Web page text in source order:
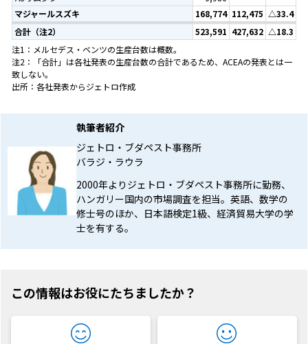
マジャールスズキ
168,774 112,475 △33.4
合計（注2）
523,591 427,632 △18.3
注1：メルセデス・ベンツの生産台数は概数。
注2：「合計」は各社発表の生産台数の合計であるため、ACEAの発表とは一
致しない。
出所：各社発表からジェトロ作成
執筆者紹介
ジェトロ・ブダペスト事務所
バラジ・ラウラ
2000年よりジェトロ・ブダペスト事務所に勤務、
ハンガリー国内の市場調査を担当。英語、数学の
修士号のほか、日本語検定1級、経済貿易大学の学
士を有する。
この情報はお役にたちましたか？